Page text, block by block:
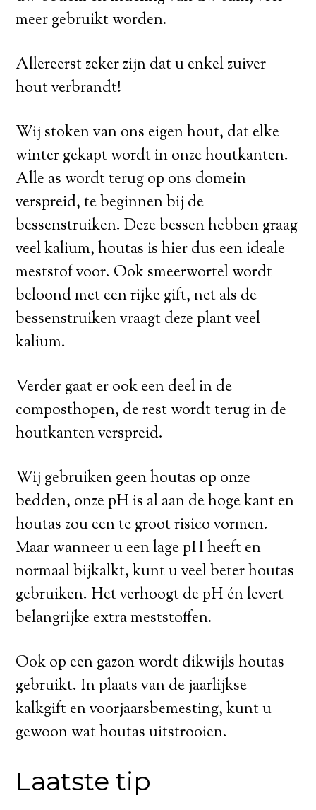
meer gebruikt worden.
Allereerst zeker zijn dat u enkel zuiver
hout verbrandt!
Wij stoken van ons eigen hout, dat elke
winter gekapt wordt in onze houtkanten.
Alle as wordt terug op ons domein
verspreid, te beginnen bij de
bessenstruiken. Deze bessen hebben graag
veel kalium, houtas is hier dus een ideale
meststof voor. Ook smeerwortel wordt
beloond met een rijke gift, net als de
bessenstruiken vraagt deze plant veel
kalium.
Verder gaat er ook een deel in de
composthopen, de rest wordt terug in de
houtkanten verspreid.
Wij gebruiken geen houtas op onze
bedden, onze pH is al aan de hoge kant en
houtas zou een te groot risico vormen.
Maar wanneer u een lage pH heeft en
normaal bijkalkt, kunt u veel beter houtas
gebruiken. Het verhoogt de pH én levert
belangrijke extra meststoffen.
Ook op een gazon wordt dikwijls houtas
gebruikt. In plaats van de jaarlijkse
kalkgift en voorjaarsbemesting, kunt u
gewoon wat houtas uitstrooien.
Laatste tip